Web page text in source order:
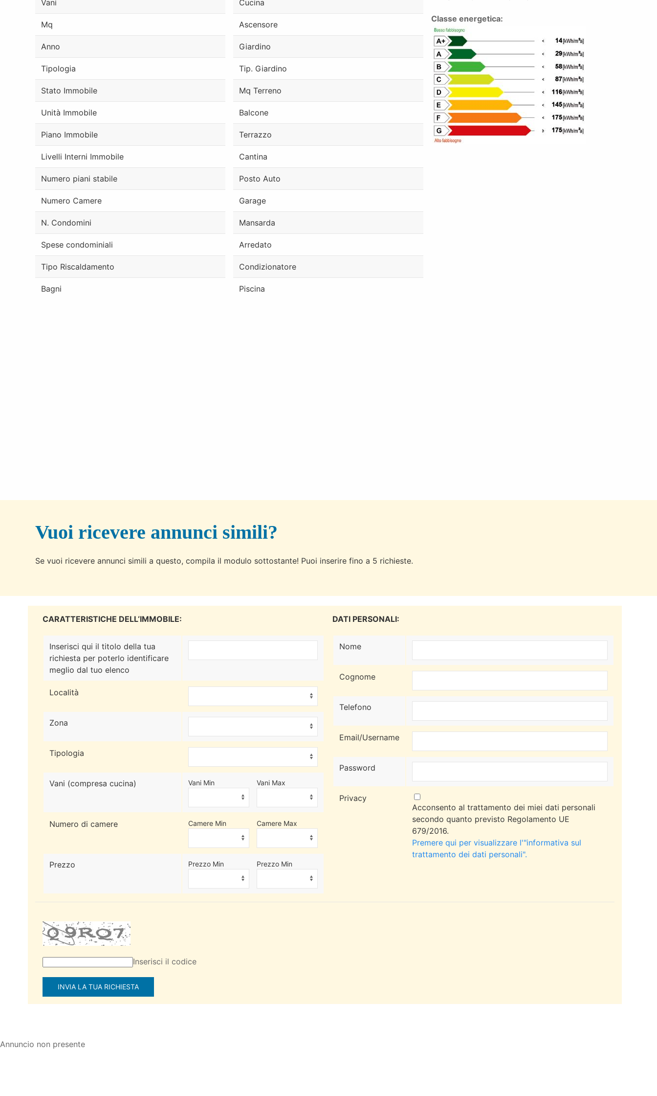
Vani
Mq
Anno
Tipologia
Stato Immobile
Unità Immobile
Piano Immobile
Livelli Interni Immobile
Numero piani stabile
Numero Camere
N. Condomini
Spese condominiali
Tipo Riscaldamento
Bagni
Cucina
Ascensore
Giardino
Tip. Giardino
Mq Terreno
Balcone
Terrazzo
Cantina
Posto Auto
Garage
Mansarda
Arredato
Condizionatore
Piscina
Classe energetica:
Vuoi ricevere annunci simili?
Se vuoi ricevere annunci simili a questo, compila il modulo sottostante! Puoi inserire fino a 5 richieste.
CARATTERISTICHE DELL‘IMMOBILE:
Inserisci qui il titolo della tua
richiesta per poterlo identificare
meglio dal tuo elenco
Località
Zona
Tipologia
Vani (compresa cucina) Vani Min Vani Max
Numero di camere Camere Min Camere Max
Prezzo Prezzo Min Prezzo Min
DATI PERSONALI:
Nome
Cognome
Telefono
Email/Username
Password
Privacy
Acconsento al trattamento dei miei dati personali
secondo quanto previsto Regolamento UE
679/2016.
Premere qui per visualizzare l'"informativa sul
trattamento dei dati personali".
Inserisci il codice
Annuncio non presente